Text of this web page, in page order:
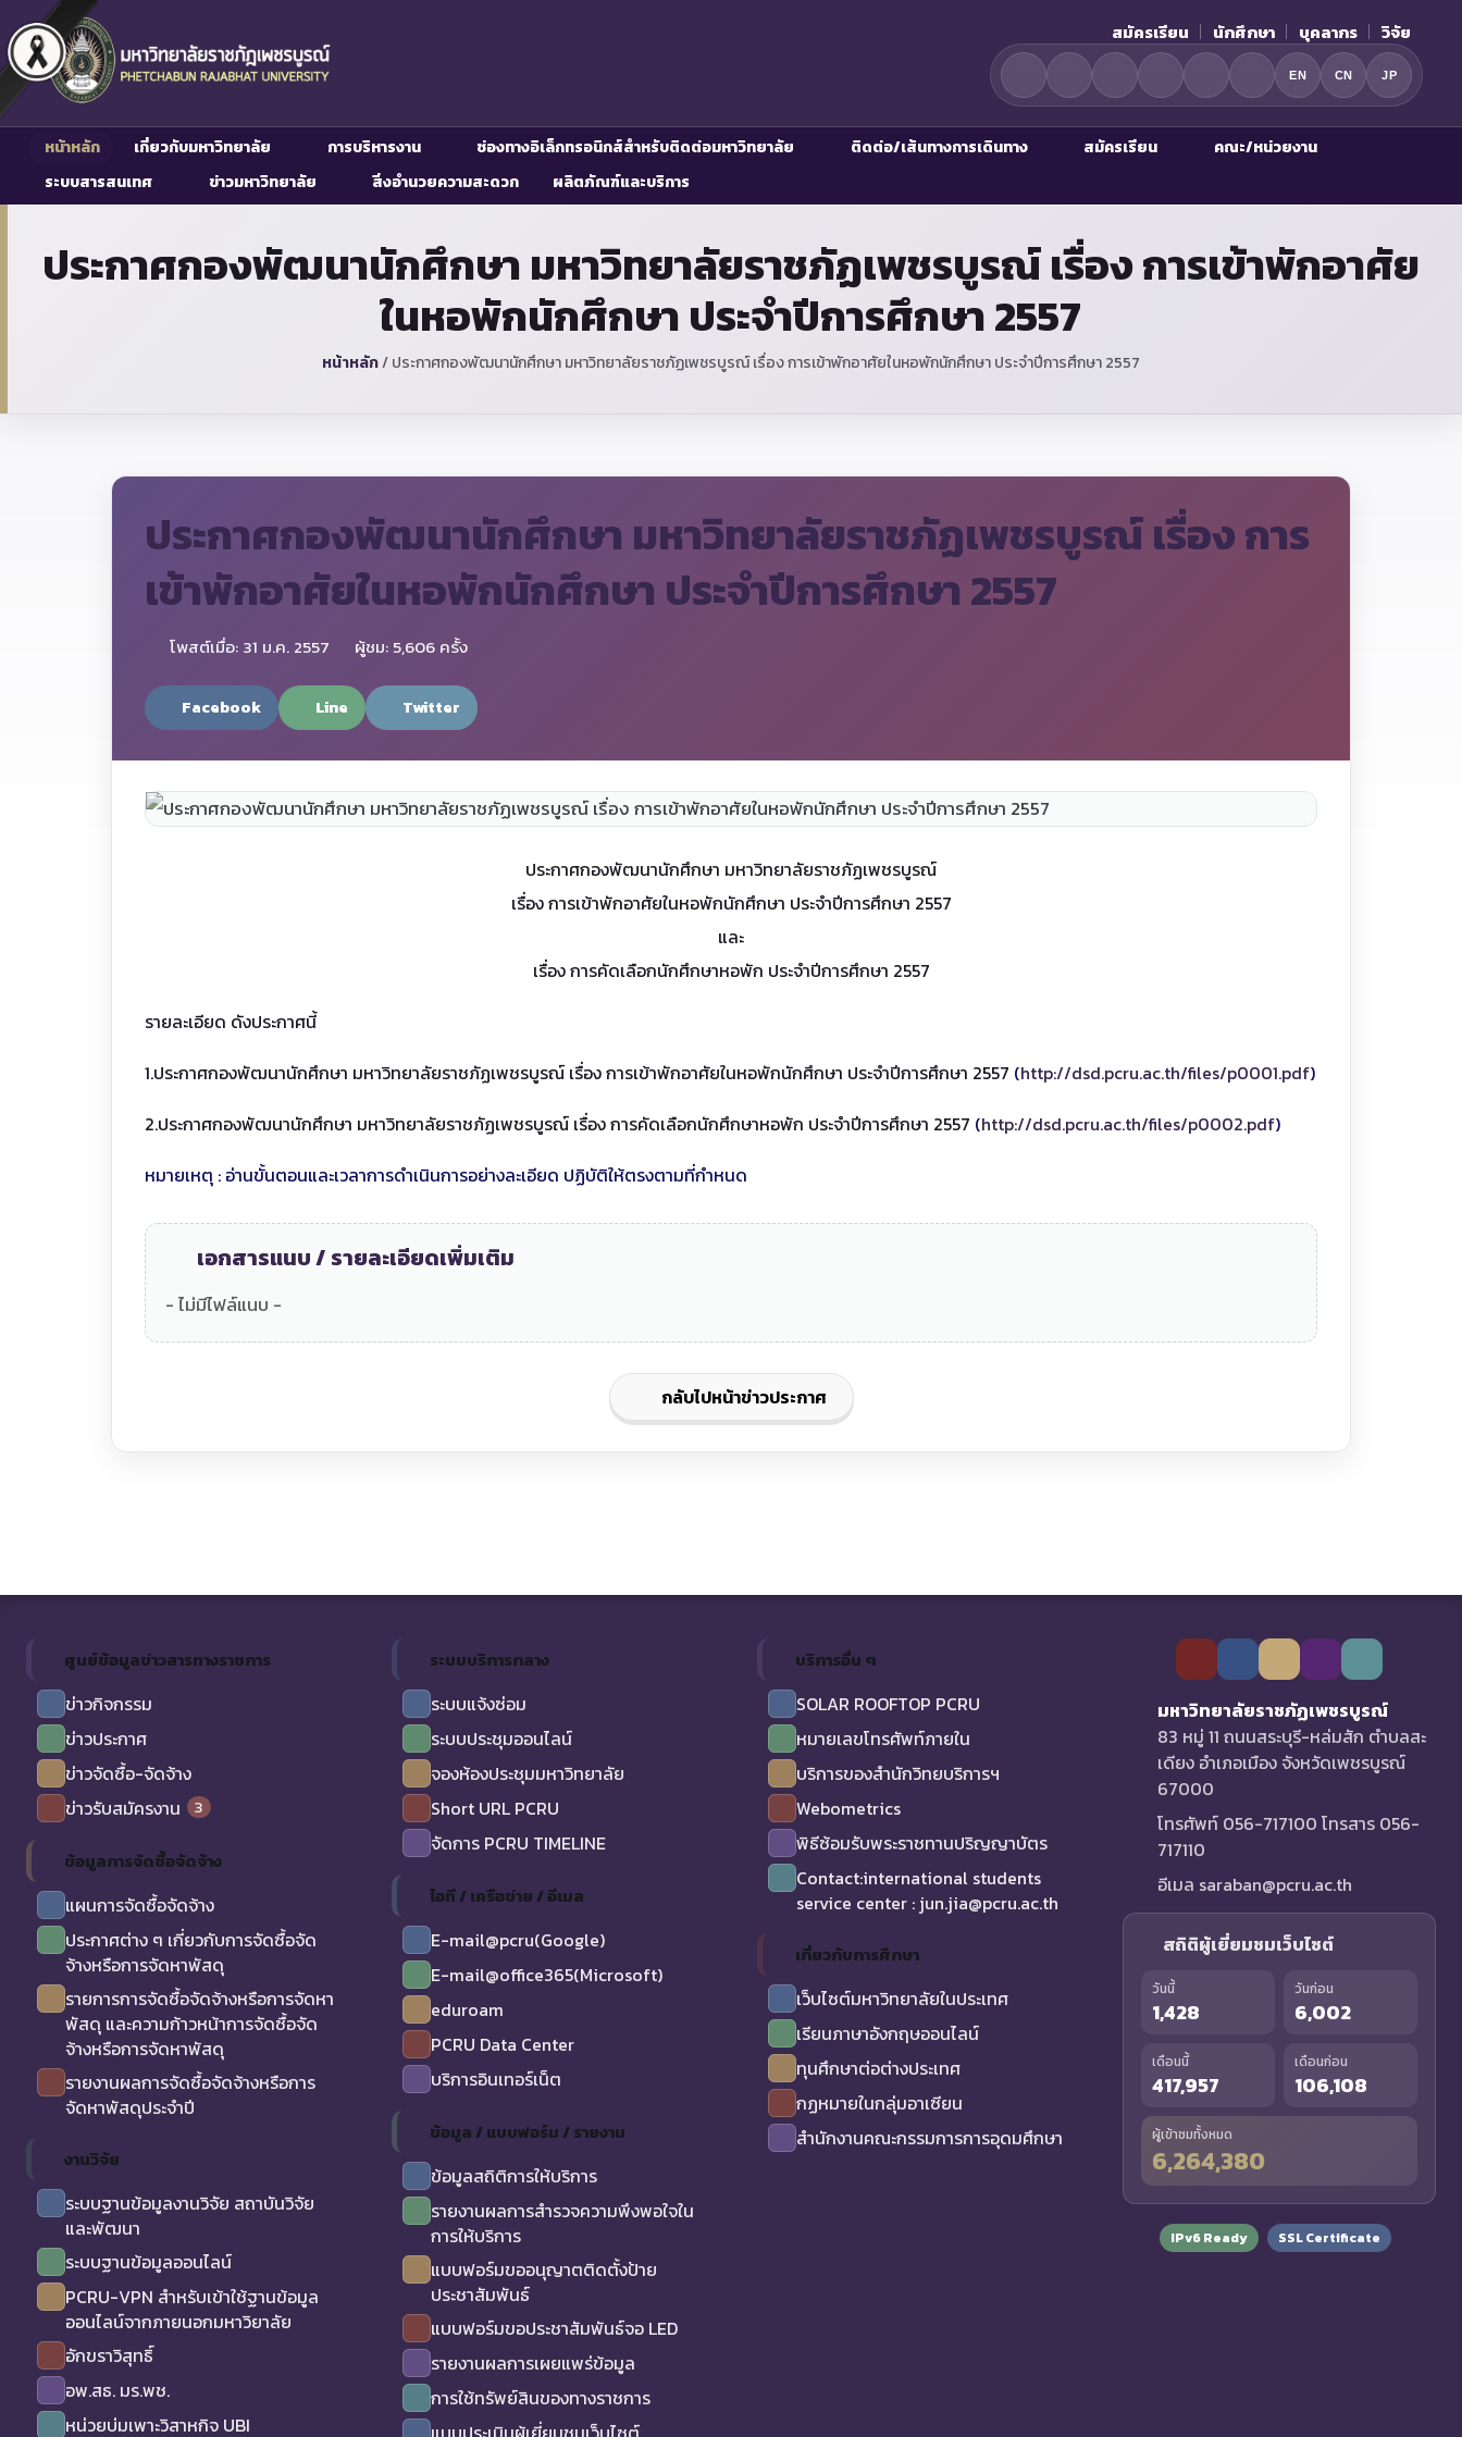
สมัครเรียน นักศึกษา บุคลากร วิจัย
EN CN JP
หน้าหลัก เกี่ยวกับมหาวิทยาลัย การบริหารงาน ช่องทางอิเล็กทรอนิกส์สำหรับติดต่อมหาวิทยาลัย ติดต่อ/เส้นทางการเดินทาง สมัครเรียน
คณะ/หน่วยงาน
ระบบสารสนเทศ
ข่าวมหาวิทยาลัย สิ่งอำนวยความสะดวก ผลิตภัณฑ์และบริการ
ประกาศกองพัฒนานักศึกษา มหาวิทยาลัยราชภัฏเพชรบูรณ์ เรื่อง การเข้าพักอาศัย
ในหอพักนักศึกษา ประจำปีการศึกษา 2557
หน้าหลัก/ประกาศกองพัฒนานักศึกษา มหาวิทยาลัยราชภัฏเพชรบูรณ์ เรื่อง การเข้าพักอาศัยในหอพักนักศึกษา ประจำปีการศึกษา 2557
ประกาศกองพัฒนานักศึกษา มหาวิทยาลัยราชภัฏเพชรบูรณ์ เรื่อง การ
เข้าพักอาศัยในหอพักนักศึกษา ประจำปีการศึกษา 2557
โพสต์เมื่อ: 31 ม.ค. 2557 ผู้ชม: 5,606 ครั้ง
Facebook Line Twitter
ประกาศกองพัฒนานักศึกษา มหาวิทยาลัยราชภัฏเพชรบูรณ์
เรื่อง การเข้าพักอาศัยในหอพักนักศึกษา ประจำปีการศึกษา 2557
และ
เรื่อง การคัดเลือกนักศึกษาหอพัก ประจำปีการศึกษา 2557
รายละเอียด ดังประกาศนี้
1.ประกาศกองพัฒนานักศึกษา มหาวิทยาลัยราชภัฏเพชรบูรณ์ เรื่อง การเข้าพักอาศัยในหอพักนักศึกษา ประจำปีการศึกษา 2557 (http://dsd.pcru.ac.th/files/p0001.pdf)
2.ประกาศกองพัฒนานักศึกษา มหาวิทยาลัยราชภัฏเพชรบูรณ์ เรื่อง การคัดเลือกนักศึกษาหอพัก ประจำปีการศึกษา 2557 (http://dsd.pcru.ac.th/files/p0002.pdf)
หมายเหตุ : อ่านขั้นตอนและเวลาการดำเนินการอย่างละเอียด ปฏิบัติให้ตรงตามที่กำหนด
เอกสารแนบ / รายละเอียดเพิ่มเติม
- ไม่มีไฟล์แนบ -
กลับไปหน้าข่าวประกาศ
ศูนย์ข้อมูลข่าวสารทางราชการ
ข่าวกิจกรรม
ข่าวประกาศ
ข่าวจัดซื้อ-จัดจ้าง
ข่าวรับสมัครงาน
3
ข้อมูลการจัดซื้อจัดจ้าง
แผนการจัดซื้อจัดจ้าง
ประกาศต่าง ๆ เกี่ยวกับการจัดซื้อจัด
จ้างหรือการจัดหาพัสดุ
รายการการจัดซื้อจัดจ้างหรือการจัดหา
พัสดุ และความก้าวหน้าการจัดซื้อจัด
จ้างหรือการจัดหาพัสดุ
รายงานผลการจัดซื้อจัดจ้างหรือการ
จัดหาพัสดุประจำปี
งานวิจัย
ระบบฐานข้อมูลงานวิจัย สถาบันวิจัย
และพัฒนา
ระบบฐานข้อมูลออนไลน์
PCRU-VPN สำหรับเข้าใช้ฐานข้อมูล
ออนไลน์จากภายนอกมหาวิยาลัย
อักขราวิสุทธิ์
อพ.สธ. มร.พช.
หน่วยบ่มเพาะวิสาหกิจ UBI
ระบบบริการกลาง
ระบบแจ้งซ่อม
ระบบประชุมออนไลน์
จองห้องประชุมมหาวิทยาลัย
Short URL PCRU
จัดการ PCRU TIMELINE
ไอที / เครือข่าย / อีเมล
E-mail@pcru(Google)
E-mail@office365(Microsoft)
eduroam
PCRU Data Center
บริการอินเทอร์เน็ต
ข้อมูล / แบบฟอร์ม / รายงาน
ข้อมูลสถิติการให้บริการ
รายงานผลการสำรวจความพึงพอใจใน
การให้บริการ
แบบฟอร์มขออนุญาตติดตั้งป้าย
ประชาสัมพันธ์
แบบฟอร์มขอประชาสัมพันธ์จอ LED
รายงานผลการเผยแพร่ข้อมูล
การใช้ทรัพย์สินของทางราชการ
บริการอื่น ๆ
SOLAR ROOFTOP PCRU
หมายเลขโทรศัพท์ภายใน
บริการของสำนักวิทยบริการฯ
Webometrics
พิธีซ้อมรับพระราชทานปริญญาบัตร
Contact:international students
service center : jun.jia@pcru.ac.th
เกี่ยวกับการศึกษา
เว็บไซต์มหาวิทยาลัยในประเทศ
เรียนภาษาอังกฤษออนไลน์
ทุนศึกษาต่อต่างประเทศ
กฏหมายในกลุ่มอาเซียน
สำนักงานคณะกรรมการการอุดมศึกษา
มหาวิทยาลัยราชภัฏเพชรบูรณ์
83 หมู่ 11 ถนนสระบุรี-หล่มสัก ตำบลสะ
เดียง อำเภอเมือง จังหวัดเพชรบูรณ์
67000
โทรศัพท์ 056-717100 โทรสาร 056-
717110
อีเมล saraban@pcru.ac.th
สถิติผู้เยี่ยมชมเว็บไซต์
วันนี้
1,428
วันก่อน
6,002
เดือนนี้
417,957
เดือนก่อน
106,108
ผู้เข้าชมทั้งหมด
6,264,380
IPv6 Ready SSL Certificate